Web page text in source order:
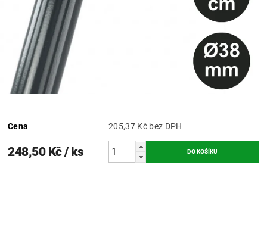
Cena 205,37 Kč bez DPH
248,50 Kč/ ks